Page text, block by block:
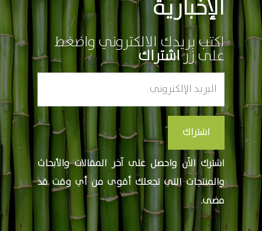
الإخبارية
اكتب بريدك الالكتروني واضغط
على زراشتراك
اشتراك
اشترك الآن واحصل على آخر المقالات والأبحاث
والمنتجات التي تجعلك أقوى من أي وقت قد
مضى.